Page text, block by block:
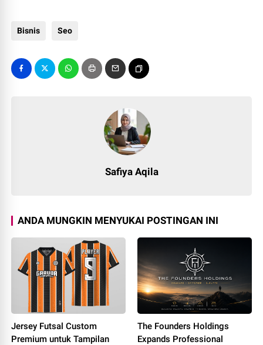
Bisnis Seo
Safiya Aqila
ANDA MUNGKIN MENYUKAI POSTINGAN INI
Jersey Futsal Custom
Premium untuk Tampilan
The Founders Holdings
Expands Professional